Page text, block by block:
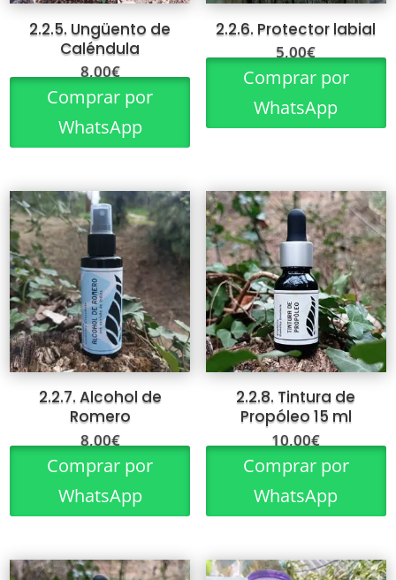
2.2.5. Ungüento de
Caléndula
8,00€
Comprar por
WhatsApp
2.2.6. Protector labial
5,00€
Comprar por
WhatsApp
2.2.7. Alcohol de
Romero
8,00€
Comprar por
WhatsApp
2.2.8. Tintura de
Propóleo 15 ml
10,00€
Comprar por
WhatsApp